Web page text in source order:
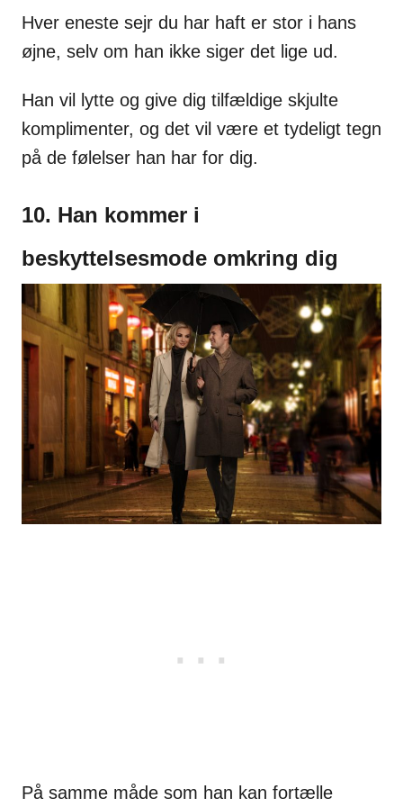
Hver eneste sejr du har haft er stor i hans
øjne, selv om han ikke siger det lige ud.
Han vil lytte og give dig tilfældige skjulte
komplimenter, og det vil være et tydeligt tegn
på de følelser han har for dig.
10. Han kommer i
beskyttelsesmode omkring dig
På samme måde som han kan fortælle